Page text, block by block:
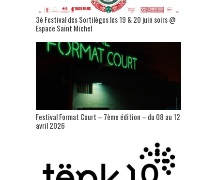
3è Festival des Sortilèges les 19 & 20 juin soirs @
Espace Saint Michel
Festival Format Court – 7ème édition – du 08 au 12
avril 2026